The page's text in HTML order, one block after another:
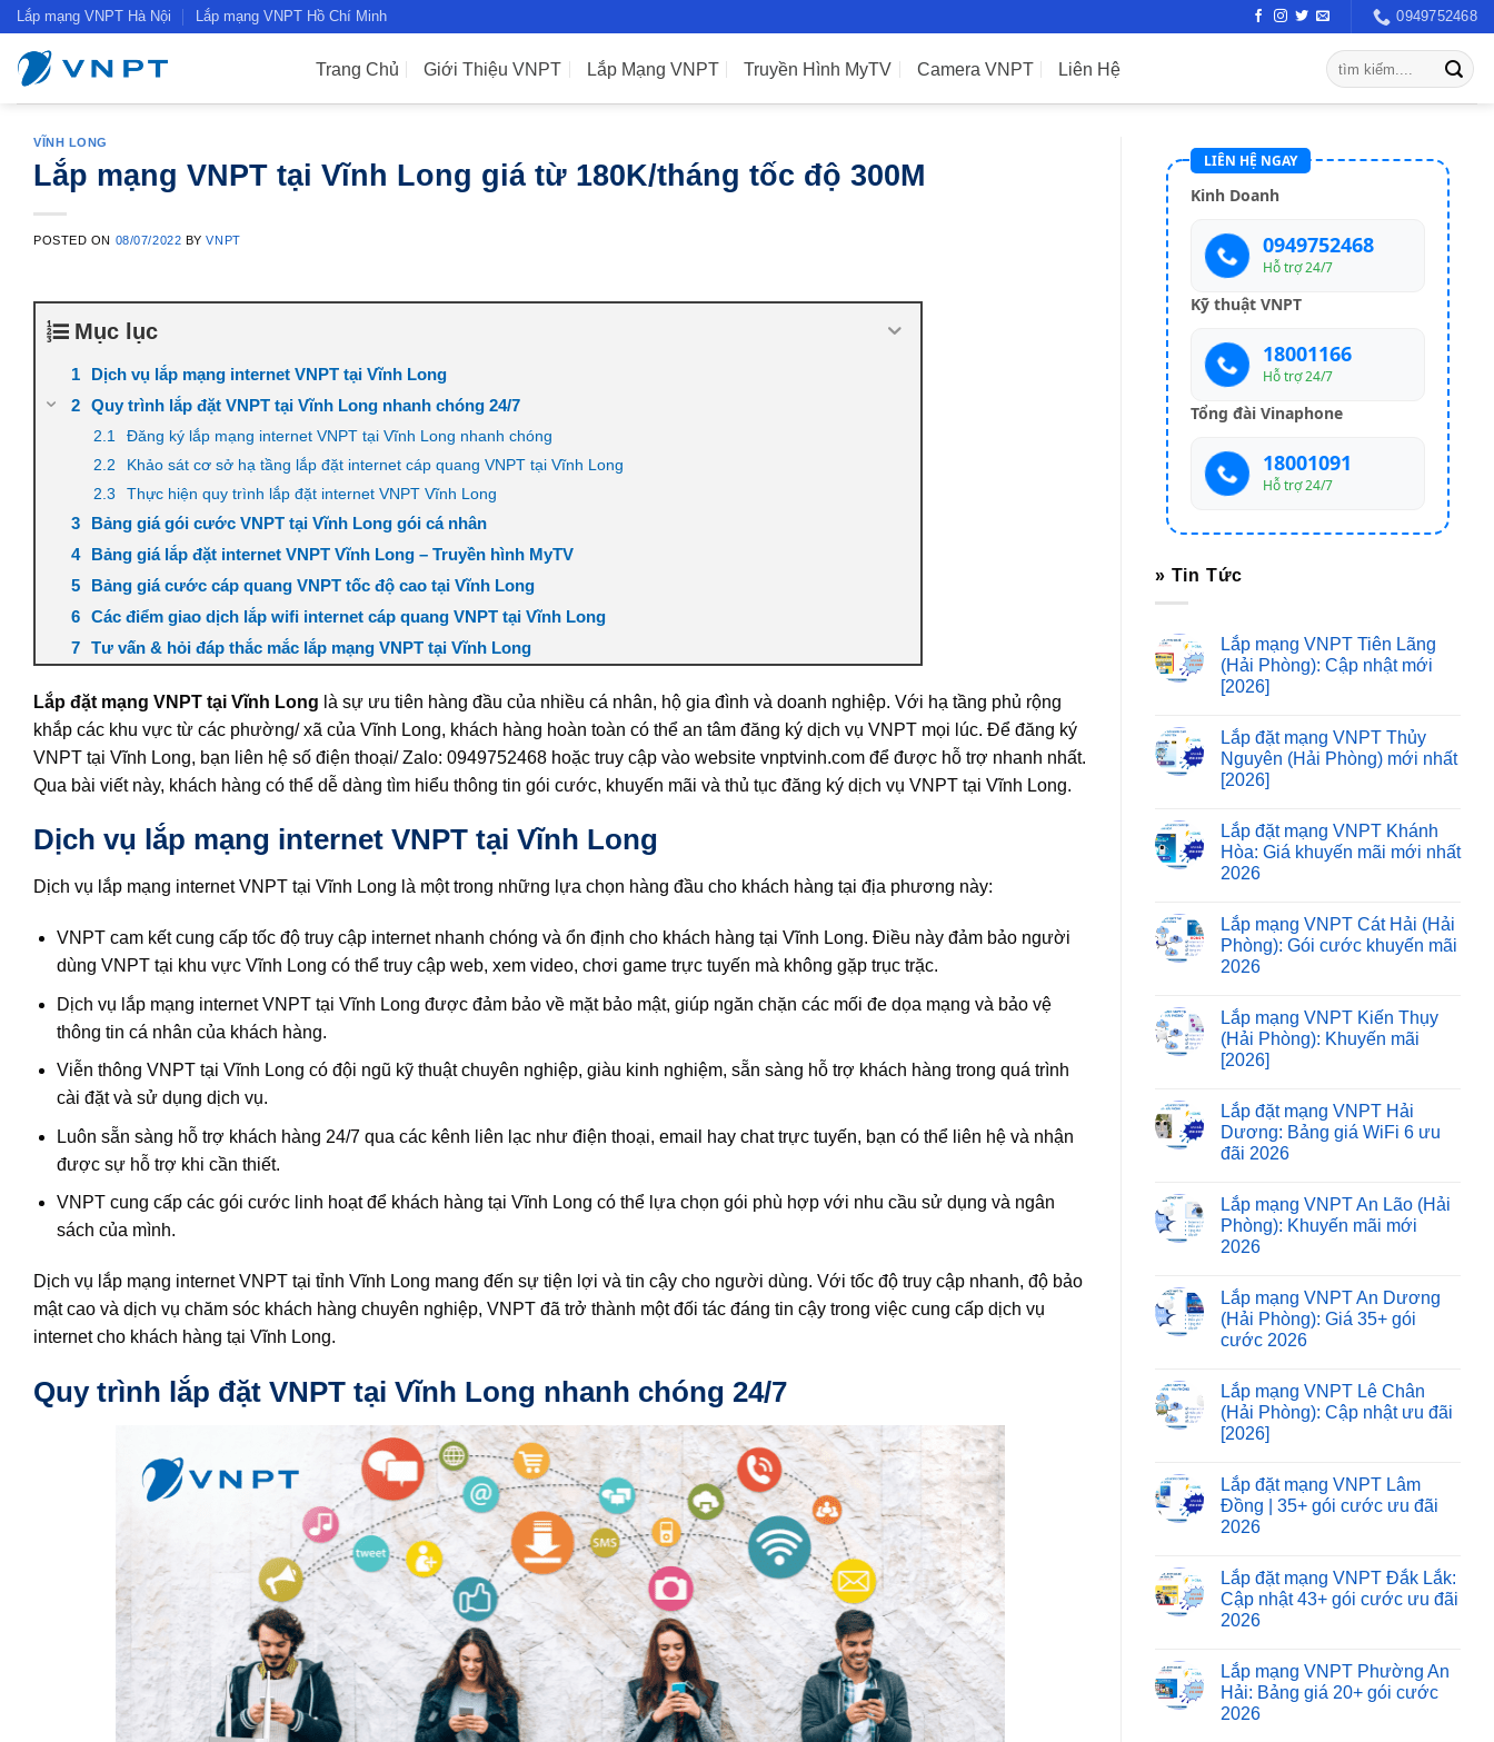
Skip
content
Lắp mạng VNPT Hà Nội Lắp mạng VNPT Hồ Chí Minh 0949752468
Trang Chủ Giới Thiệu VNPT Lắp Mạng VNPT Truyền Hình MyTV Camera VNPT Liên Hệ
VĨNH LONG
Lắp mạng VNPT tại Vĩnh Long giá từ 180K/tháng tốc độ 300M
POSTED ON 08/07/2022 BYVNPT
Mục lục
Dịch vụ lắp mạng internet VNPT tại Vĩnh Long
Quy trình lắp đặt VNPT tại Vĩnh Long nhanh chóng 24/7
Đăng ký lắp mạng internet VNPT tại Vĩnh Long nhanh chóng
Khảo sát cơ sở hạ tầng lắp đặt internet cáp quang VNPT tại Vĩnh Long
Thực hiện quy trình lắp đặt internet VNPT Vĩnh Long
Bảng giá gói cước VNPT tại Vĩnh Long gói cá nhân
Bảng giá lắp đặt internet VNPT Vĩnh Long – Truyền hình MyTV
Bảng giá cước cáp quang VNPT tốc độ cao tại Vĩnh Long
Các điểm giao dịch lắp wifi internet cáp quang VNPT tại Vĩnh Long
Tư vấn & hỏi đáp thắc mắc lắp mạng VNPT tại Vĩnh Long
Lắp đặt mạng VNPT tại Vĩnh Long là sự ưu tiên hàng đầu của nhiều cá nhân, hộ gia đình và doanh nghiệp. Với hạ tầng phủ rộng
khắp các khu vực từ các phường/ xã của Vĩnh Long, khách hàng hoàn toàn có thể an tâm đăng ký dịch vụ VNPT mọi lúc. Để đăng ký
VNPT tại Vĩnh Long, bạn liên hệ số điện thoại/ Zalo: 0949752468 hoặc truy cập vào website vnptvinh.com để được hỗ trợ nhanh nhất.
Qua bài viết này, khách hàng có thể dễ dàng tìm hiểu thông tin gói cước, khuyến mãi và thủ tục đăng ký dịch vụ VNPT tại Vĩnh Long.
Dịch vụ lắp mạng internet VNPT tại Vĩnh Long
Dịch vụ lắp mạng internet VNPT tại Vĩnh Long là một trong những lựa chọn hàng đầu cho khách hàng tại địa phương này:
VNPT cam kết cung cấp tốc độ truy cập internet nhanh chóng và ổn định cho khách hàng tại Vĩnh Long. Điều này đảm bảo người
dùng VNPT tại khu vực Vĩnh Long có thể truy cập web, xem video, chơi game trực tuyến mà không gặp trục trặc.
Dịch vụ lắp mạng internet VNPT tại Vĩnh Long được đảm bảo về mặt bảo mật, giúp ngăn chặn các mối đe dọa mạng và bảo vệ
thông tin cá nhân của khách hàng.
Viễn thông VNPT tại Vĩnh Long có đội ngũ kỹ thuật chuyên nghiệp, giàu kinh nghiệm, sẵn sàng hỗ trợ khách hàng trong quá trình
cài đặt và sử dụng dịch vụ.
Luôn sẵn sàng hỗ trợ khách hàng 24/7 qua các kênh liên lạc như điện thoại, email hay chat trực tuyến, bạn có thể liên hệ và nhận
được sự hỗ trợ khi cần thiết.
VNPT cung cấp các gói cước linh hoạt để khách hàng tại Vĩnh Long có thể lựa chọn gói phù hợp với nhu cầu sử dụng và ngân
sách của mình.
Dịch vụ lắp mạng internet VNPT tại tỉnh Vĩnh Long mang đến sự tiện lợi và tin cậy cho người dùng. Với tốc độ truy cập nhanh, độ bảo
mật cao và dịch vụ chăm sóc khách hàng chuyên nghiệp, VNPT đã trở thành một đối tác đáng tin cậy trong việc cung cấp dịch vụ
internet cho khách hàng tại Vĩnh Long.
Quy trình lắp đặt VNPT tại Vĩnh Long nhanh chóng 24/7
LIÊN HỆ NGAY
Kinh Doanh
0949752468
Hỗ trợ 24/7
Kỹ thuật VNPT
18001166
Hỗ trợ 24/7
Tổng đài Vinaphone
18001091
Hỗ trợ 24/7
» Tin Tức
Lắp mạng VNPT Tiên Lãng
(Hải Phòng): Cập nhật mới
[2026]
Lắp đặt mạng VNPT Thủy
Nguyên (Hải Phòng) mới nhất
[2026]
Lắp đặt mạng VNPT Khánh
Hòa: Giá khuyến mãi mới nhất
2026
Lắp mạng VNPT Cát Hải (Hải
Phòng): Gói cước khuyến mãi
2026
Lắp mạng VNPT Kiến Thụy
(Hải Phòng): Khuyến mãi
[2026]
Lắp đặt mạng VNPT Hải
Dương: Bảng giá WiFi 6 ưu
đãi 2026
Lắp mạng VNPT An Lão (Hải
Phòng): Khuyến mãi mới
2026
Lắp mạng VNPT An Dương
(Hải Phòng): Giá 35+ gói
cước 2026
Lắp mạng VNPT Lê Chân
(Hải Phòng): Cập nhật ưu đãi
[2026]
Lắp đặt mạng VNPT Lâm
Đồng | 35+ gói cước ưu đãi
2026
Lắp đặt mạng VNPT Đắk Lắk:
Cập nhật 43+ gói cước ưu đãi
2026
Lắp mạng VNPT Phường An
Hải: Bảng giá 20+ gói cước
2026